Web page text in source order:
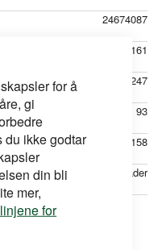
for å
gi
du ikke godtar
din bli
mer,
for
24674087
620161
247
93
158
Knivblader